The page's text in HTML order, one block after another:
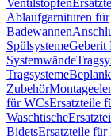
Ventilstopfen
Ablaufgarnituren für
Badewannen
SpülsystemeGeberit
Systemwände
Tragsysteme
Zubehör
für WCsErsatzteile
Waschtische
BidetsErsatzteile für